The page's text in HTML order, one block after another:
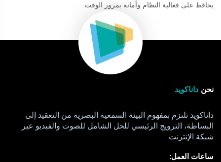
يحافظ على فعالية النظام وأمانه بمرور الوقت.
نحن داناكويد
داناكويد تلتزم بمفهوم البيئة السمعية البصرية من التعقيد إلى
البساطة، الترويج الرئيسي للحل الشامل للصوت والفيديو عبر
شبكة الإنترنت
ساعات العمل: